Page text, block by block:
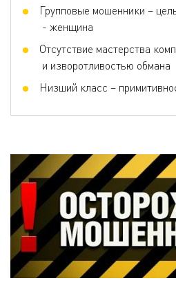
Групповые мошенники –
- женщина
Отсутствие мастерства
и изворотливостью обмана
Низший класс –